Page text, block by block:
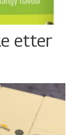
etter